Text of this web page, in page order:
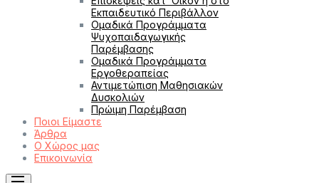
Εκπαιδευτικό Περιβάλλον
Ομαδικά Προγράμματα
Ψυχοπαιδαγωγικής
Παρέμβασης
Ομαδικά Προγράμματα
Εργοθεραπείας
Αντιμετώπιση Μαθησιακών
Δυσκολιών
Πρώιμη Παρέμβαση
Ποιοι Είμαστε
Άρθρα
Ο Χώρος μας
Επικοινωνία